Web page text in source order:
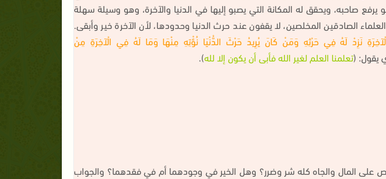
صاحبه، ويحقق له المكانة التي يصبو إليها في الدنيا والآخرة، وهو وسيلة سهلة
الصادقين المخلصين، لا يقفون عند حرث الدنيا وحدودها، لأن الآخرة خير وأبقى.
نَزِدْ لَهُ فِي حَرْثِهِ وَمَنْ كَانَ يُرِيدُ حَرْثَ الدُّنْيَا نُؤْتِهِ مِنْهَا وَمَا لَهُ فِي الْآخِرَةِ مِنْ
تعلمنا العلم لغير الله فأبى أن يكون إلا لله).
على المال والجاه كله شر وضرر؟ وهل الخير في وجودهما أم في فقدهما؟ والجواب